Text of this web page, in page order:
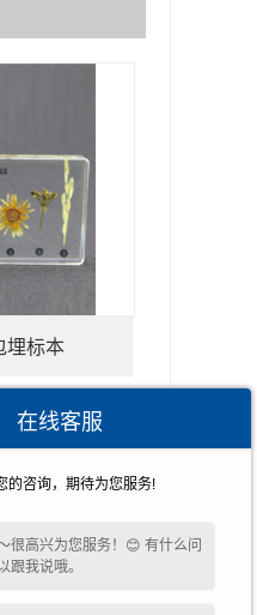
埋标本
2026-07-30
在线客服
的咨询，期待为您服务!
很高兴为您服务！😊 有什么问
跟我说哦。